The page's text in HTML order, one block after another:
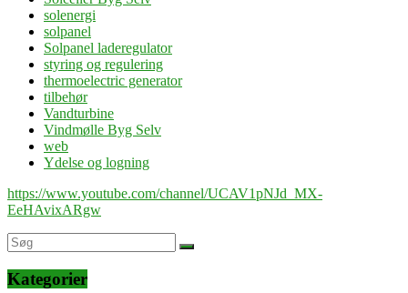
solenergi
solpanel
Solpanel laderegulator
styring og regulering
thermoelectric generator
tilbehør
Vandturbine
Vindmølle Byg Selv
web
Ydelse og logning
https://www.youtube.com/channel/UCAV1pNJd_MX-
EeHAvixARgw
Kategorier